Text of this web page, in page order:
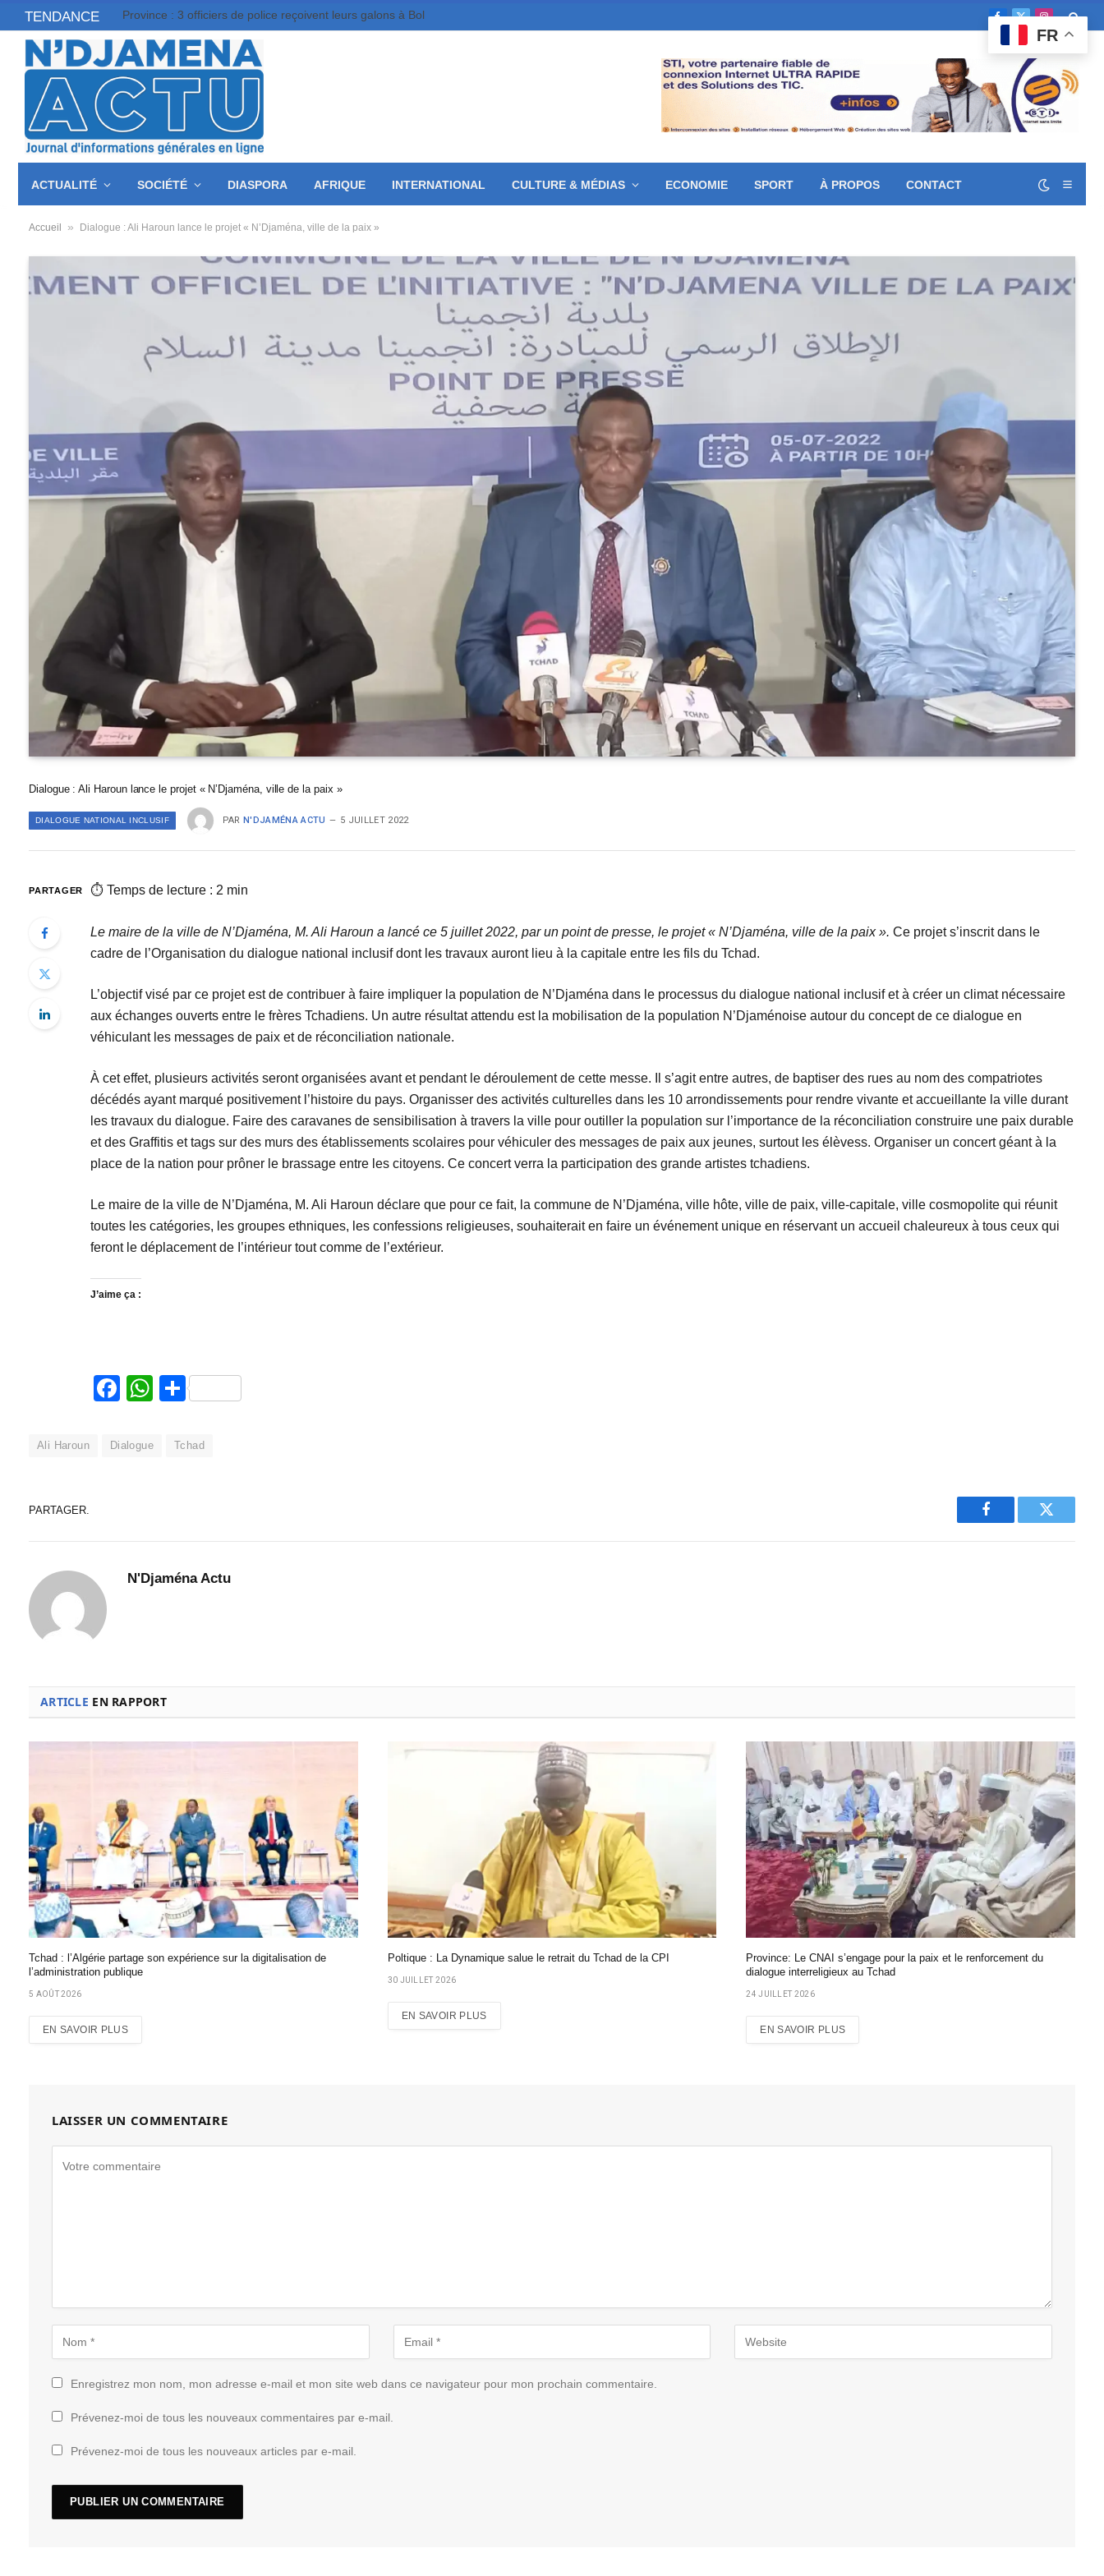
TENDANCE Province : 3 officiers de police reçoivent leurs galons à Bol
Facebook
X
(Twitter)
ACTUALITÉ SOCIÉTÉ DIASPORA AFRIQUE INTERNATIONAL CULTURE & MÉDIAS ECONOMIE SPORT À PROPOS CONTACT
Accueil » Dialogue : Ali Haroun lance le projet « N’Djaména, ville de la paix »
Dialogue : Ali Haroun lance le projet « N’Djaména, ville de la paix »
DIALOGUE NATIONAL INCLUSIF PAR N'DJAMÉNA ACTU 5 JUILLET 2022
PARTAGER ⏱ Temps de lecture : 2 min
Le maire de la ville de N’Djaména, M. Ali Haroun a lancé ce 5 juillet 2022, par un point de presse, le projet « N’Djaména, ville de la paix ». Ce projet s’inscrit dans le
cadre de l’Organisation du dialogue national inclusif dont les travaux auront lieu à la capitale entre les fils du Tchad.
L’objectif visé par ce projet est de contribuer à faire impliquer la population de N’Djaména dans le processus du dialogue national inclusif et à créer un climat nécessaire
aux échanges ouverts entre le frères Tchadiens. Un autre résultat attendu est la mobilisation de la population N’Djaménoise autour du concept de ce dialogue en
véhiculant les messages de paix et de réconciliation nationale.
À cet effet, plusieurs activités seront organisées avant et pendant le déroulement de cette messe. Il s’agit entre autres, de baptiser des rues au nom des compatriotes
décédés ayant marqué positivement l’histoire du pays. Organisser des activités culturelles dans les 10 arrondissements pour rendre vivante et accueillante la ville durant
les travaux du dialogue. Faire des caravanes de sensibilisation à travers la ville pour outiller la population sur l’importance de la réconciliation construire une paix durable
et des Graffitis et tags sur des murs des établissements scolaires pour véhiculer des messages de paix aux jeunes, surtout les élèvess. Organiser un concert géant à la
place de la nation pour prôner le brassage entre les citoyens. Ce concert verra la participation des grande artistes tchadiens.
Le maire de la ville de N’Djaména, M. Ali Haroun déclare que pour ce fait, la commune de N’Djaména, ville hôte, ville de paix, ville-capitale, ville cosmopolite qui réunit
toutes les catégories, les groupes ethniques, les confessions religieuses, souhaiterait en faire un événement unique en réservant un accueil chaleureux à tous ceux qui
feront le déplacement de I’intérieur tout comme de l’extérieur.
J’aime ça :
Facebook
WhatsApp
Partager
Ali Haroun Dialogue Tchad
PARTAGER.
Facebook Twitter
N'Djaména Actu
ARTICLE EN RAPPORT
Tchad : l’Algérie partage son expérience sur la digitalisation de
l’administration publique
5 AOÛT 2026
EN SAVOIR PLUS
Poltique : La Dynamique salue le retrait du Tchad de la CPI
30 JUILLET 2026
EN SAVOIR PLUS
Province: Le CNAI s’engage pour la paix et le renforcement du
dialogue interreligieux au Tchad
24 JUILLET 2026
EN SAVOIR PLUS
LAISSER UN COMMENTAIRE
Enregistrez mon nom, mon adresse e-mail et mon site web dans ce navigateur pour mon prochain commentaire.
Prévenez-moi de tous les nouveaux commentaires par e-mail.
Prévenez-moi de tous les nouveaux articles par e-mail.
FR